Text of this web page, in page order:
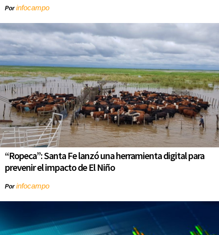
Porinfocampo
“Ropeca”: Santa Fe lanzó una herramienta digital para
prevenir el impacto de El Niño
Porinfocampo